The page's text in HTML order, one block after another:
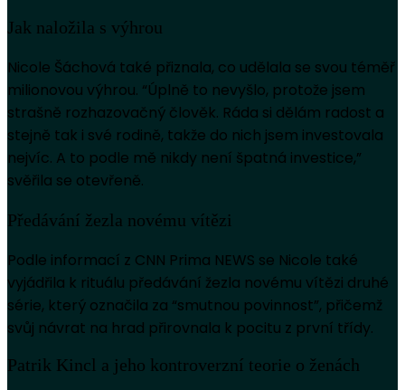
Jak naložila s výhrou
Nicole Šáchová také přiznala, co udělala se svou téměř
milionovou výhrou. “Úplně to nevyšlo, protože jsem
strašně rozhazovačný člověk. Ráda si dělám radost a
stejně tak i své rodině, takže do nich jsem investovala
nejvíc. A to podle mě nikdy není špatná investice,”
svěřila se otevřeně.
Předávání žezla novému vítězi
Podle informací z CNN Prima NEWS se Nicole také
vyjádřila k rituálu předávání žezla novému vítězi druhé
série, který označila za “smutnou povinnost”, přičemž
svůj návrat na hrad přirovnala k pocitu z první třídy.
Patrik Kincl a jeho kontroverzní teorie o ženách